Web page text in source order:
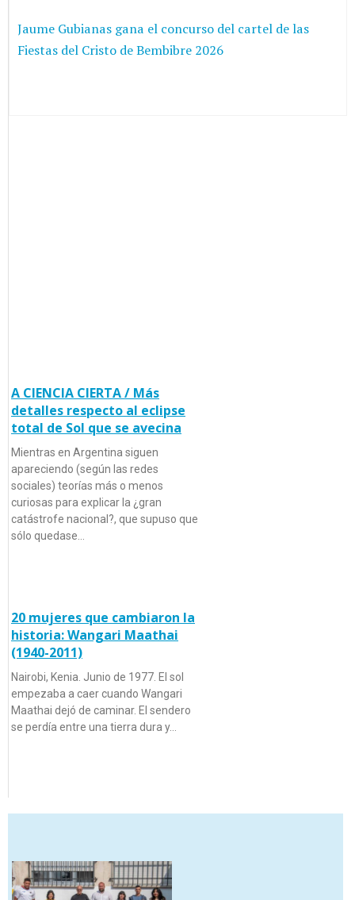
Jaume Gubianas gana el concurso del cartel de las
Fiestas del Cristo de Bembibre 2026
A CIENCIA CIERTA / Más
detalles respecto al eclipse
total de Sol que se avecina
Mientras en Argentina siguen
apareciendo (según las redes
sociales) teorías más o menos
curiosas para explicar la ¿gran
catástrofe nacional?, que supuso que
sólo quedase…
20 mujeres que cambiaron la
historia: Wangari Maathai
(1940-2011)
Nairobi, Kenia. Junio de 1977. El sol
empezaba a caer cuando Wangari
Maathai dejó de caminar. El sendero
se perdía entre una tierra dura y…